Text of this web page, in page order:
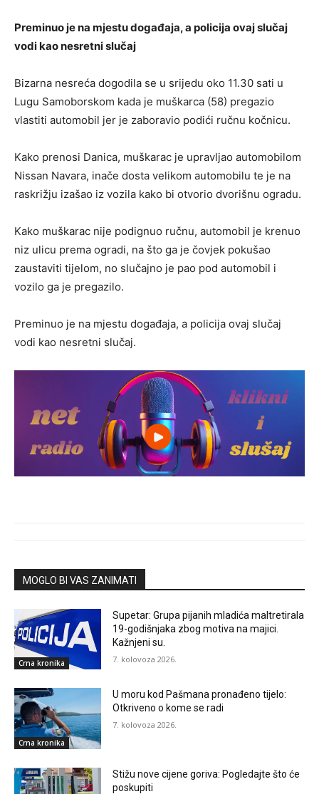
Preminuo je na mjestu događaja, a policija ovaj slučaj
vodi kao nesretni slučaj
Bizarna nesreća dogodila se u srijedu oko 11.30 sati u
Lugu Samoborskom kada je muškarca (58) pregazio
vlastiti automobil jer je zaboravio podići ručnu kočnicu.
Kako prenosi Danica, muškarac je upravljao automobilom
Nissan Navara, inače dosta velikom automobilu te je na
raskrižju izašao iz vozila kako bi otvorio dvorišnu ogradu.
Kako muškarac nije podignuo ručnu, automobil je krenuo
niz ulicu prema ogradi, na što ga je čovjek pokušao
zaustaviti tijelom, no slučajno je pao pod automobil i
vozilo ga je pregazilo.
Preminuo je na mjestu događaja, a policija ovaj slučaj
vodi kao nesretni slučaj.
MOGLO BI VAS ZANIMATI
Crna kronika
Supetar: Grupa pijanih mladića maltretirala
19-godišnjaka zbog motiva na majici.
Kažnjeni su.
7. kolovoza 2026.
Crna kronika
U moru kod Pašmana pronađeno tijelo:
Otkriveno o kome se radi
7. kolovoza 2026.
Stižu nove cijene goriva: Pogledajte što će
poskupiti